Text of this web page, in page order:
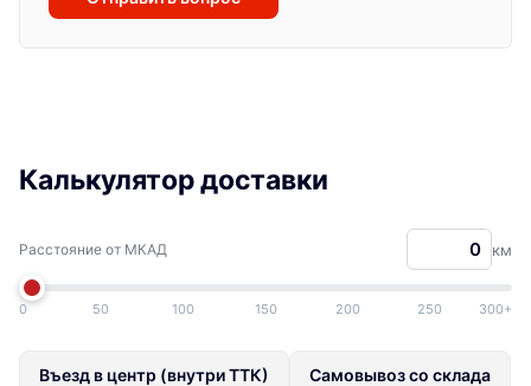
Калькулятор доставки
Расстояние от МКАД км
0 50 100 150 200 250 300+
Въезд в центр (внутри ТТК) Самовывоз со склада